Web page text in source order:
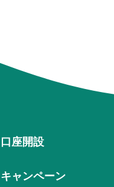
口座開設
キャンペーン